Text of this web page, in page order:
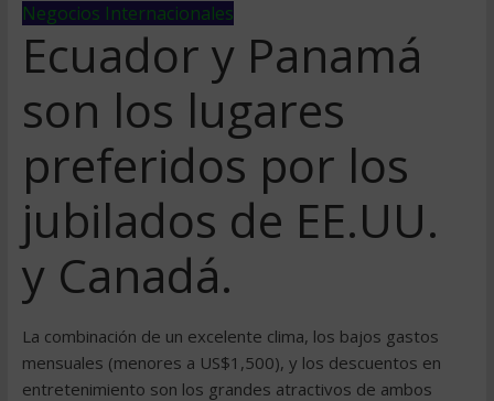
Negocios Internacionales
Ecuador y Panamá
son los lugares
preferidos por los
jubilados de EE.UU.
y Canadá.
La combinación de un excelente clima, los bajos gastos
mensuales (menores a US$1,500), y los descuentos en
entretenimiento son los grandes atractivos de ambos